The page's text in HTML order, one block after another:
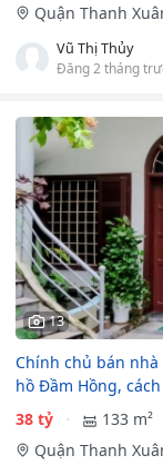
Quận Thanh
Vũ Thị Thủy
Đăng 2 tháng
13
Chính chủ bán
hồ Đầm Hồng,
38 tỷ
133 m²
Quận Thanh